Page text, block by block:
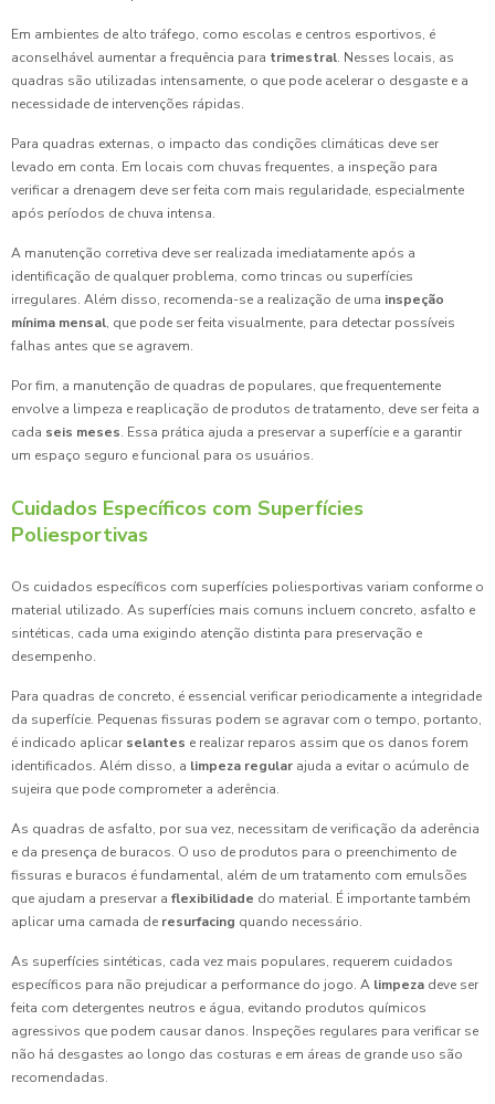
Em ambientes de alto tráfego, como escolas e centros esportivos, é
aconselhável aumentar a frequência para trimestral. Nesses locais, as
quadras são utilizadas intensamente, o que pode acelerar o desgaste e a
necessidade de intervenções rápidas.
Para quadras externas, o impacto das condições climáticas deve ser
levado em conta. Em locais com chuvas frequentes, a inspeção para
verificar a drenagem deve ser feita com mais regularidade, especialmente
após períodos de chuva intensa.
A manutenção corretiva deve ser realizada imediatamente após a
identificação de qualquer problema, como trincas ou superfícies
irregulares. Além disso, recomenda-se a realização de uma inspeção
mínima mensal, que pode ser feita visualmente, para detectar possíveis
falhas antes que se agravem.
Por fim, a manutenção de quadras de populares, que frequentemente
envolve a limpeza e reaplicação de produtos de tratamento, deve ser feita a
cada seis meses. Essa prática ajuda a preservar a superfície e a garantir
um espaço seguro e funcional para os usuários.
Cuidados Específicos com Superfícies
Poliesportivas
Os cuidados específicos com superfícies poliesportivas variam conforme o
material utilizado. As superfícies mais comuns incluem concreto, asfalto e
sintéticas, cada uma exigindo atenção distinta para preservação e
desempenho.
Para quadras de concreto, é essencial verificar periodicamente a integridade
da superfície. Pequenas fissuras podem se agravar com o tempo, portanto,
é indicado aplicar selantes e realizar reparos assim que os danos forem
identificados. Além disso, a limpeza regular ajuda a evitar o acúmulo de
sujeira que pode comprometer a aderência.
As quadras de asfalto, por sua vez, necessitam de verificação da aderência
e da presença de buracos. O uso de produtos para o preenchimento de
fissuras e buracos é fundamental, além de um tratamento com emulsões
que ajudam a preservar a flexibilidade do material. É importante também
aplicar uma camada de resurfacing quando necessário.
As superfícies sintéticas, cada vez mais populares, requerem cuidados
específicos para não prejudicar a performance do jogo. A limpeza deve ser
feita com detergentes neutros e água, evitando produtos químicos
agressivos que podem causar danos. Inspeções regulares para verificar se
não há desgastes ao longo das costuras e em áreas de grande uso são
recomendadas.